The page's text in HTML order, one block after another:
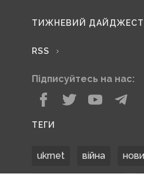
ТИЖНЕВИЙ ДАЙДЖЕСТ
RSS
Підписуйтесь на нас:
ТЕГИ
ukrnet війна